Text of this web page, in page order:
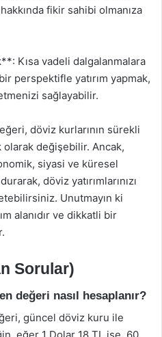
fikir sahibi olmanıza
Kısa vadeli dalgalanmalara
perspektifle yatırım yapmak,
sağlayabilir.
döviz kurlarının sürekli
değişebilir. Ancak,
siyasi ve küresel
döviz yatırımlarınızı
Unutmayın ki
alanıdır ve dikkatli bir
Sorular)
değeri nasıl hesaplanır?
güncel döviz kuru ile